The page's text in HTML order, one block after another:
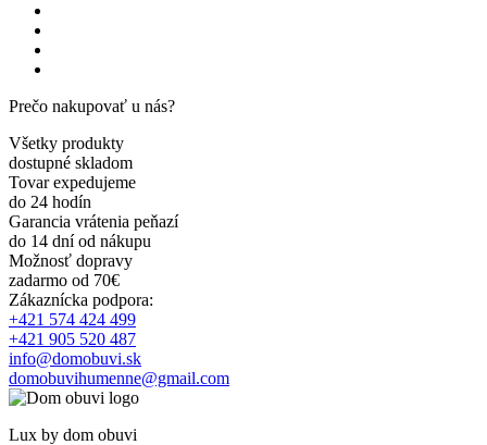
Prečo nakupovať u nás?
Všetky produkty
dostupné skladom
Tovar expedujeme
do 24 hodín
Garancia vrátenia peňazí
do 14 dní od nákupu
Možnosť dopravy
zadarmo od 70€
Zákaznícka podpora:
+421 574 424 499
+421 905 520 487
info@domobuvi.sk
domobuvihumenne@gmail.com
Lux by dom obuvi